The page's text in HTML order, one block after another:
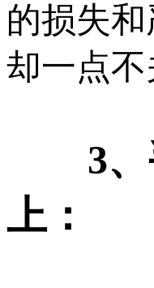
的损失和
却一点不
3、
上：